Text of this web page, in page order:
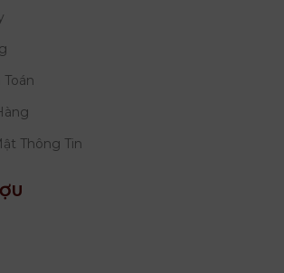
Thông Tin